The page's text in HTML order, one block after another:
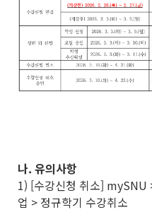
나. 유의사항
1) [수강신청 취소] mySNU
업 > 정규학기 수강취소